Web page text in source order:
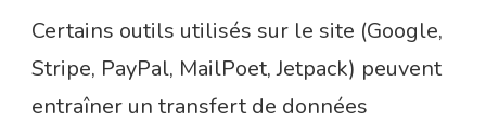
Certains outils utilisés sur le site (Google,
Stripe, PayPal, MailPoet, Jetpack) peuvent
entraîner un transfert de données